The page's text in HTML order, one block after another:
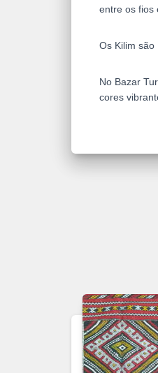
entre os fios
Os Kilim são
No Bazar
cores